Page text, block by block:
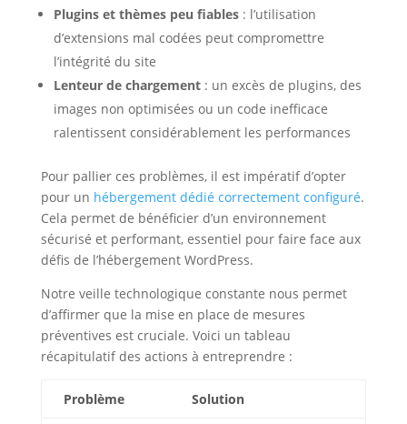
Plugins et thèmes peu fiables: l’utilisation
d’extensions mal codées peut compromettre
l’intégrité du site
Lenteur de chargement: un excès de plugins, des
images non optimisées ou un code inefficace
ralentissent considérablement les performances
Pour pallier ces problèmes, il est impératif d’opter
pour un hébergement dédié correctement configuré.
Cela permet de bénéficier d’un environnement
sécurisé et performant, essentiel pour faire face aux
défis de l’hébergement WordPress.
Notre veille technologique constante nous permet
d’affirmer que la mise en place de mesures
préventives est cruciale. Voici un tableau
récapitulatif des actions à entreprendre :
Problème Solution